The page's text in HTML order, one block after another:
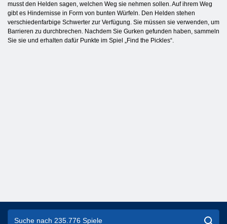
musst den Helden sagen, welchen Weg sie nehmen sollen. Auf ihrem Weg
gibt es Hindernisse in Form von bunten Würfeln. Den Helden stehen
verschiedenfarbige Schwerter zur Verfügung. Sie müssen sie verwenden, um
Barrieren zu durchbrechen. Nachdem Sie Gurken gefunden haben, sammeln
Sie sie und erhalten dafür Punkte im Spiel „Find the Pickles“.